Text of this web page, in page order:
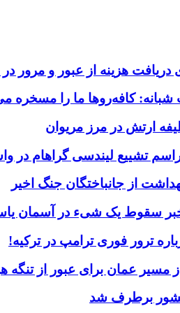
دریافت هزینه از عبور و مرور
کافه‌روها ما را مسخره
ارتش در مرز مریوان
تشییع لیندسی گراهام در
از جانباختگان جنگ اخیر
سقوط یک شیء در آسمان
ترور فوری ترامپ در ترکیه!
مسیر عمان برای عبور از تنگه
کشور برطرف شد